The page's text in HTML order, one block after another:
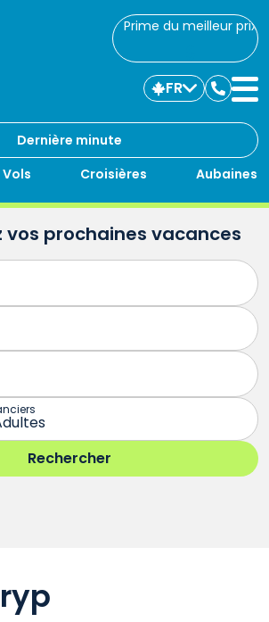
Prime du meilleur prix
Dernière minute
Vols Croisières Aubaines
FR
avec
vos prochaines vacances